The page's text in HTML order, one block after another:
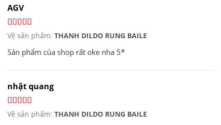
AGV
Về sản phẩm: THANH DILDO RUNG BAILE
Sản phẩm của shop rất oke nha 5*
nhật quang
Về sản phẩm: THANH DILDO RUNG BAILE